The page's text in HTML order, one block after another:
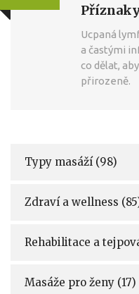
Ucpaná
a častými
co dělat,
přirozeně.
Typy masáží (98)
Zdraví a wellness
Rehabilitace a
Masáže pro ženy (17)